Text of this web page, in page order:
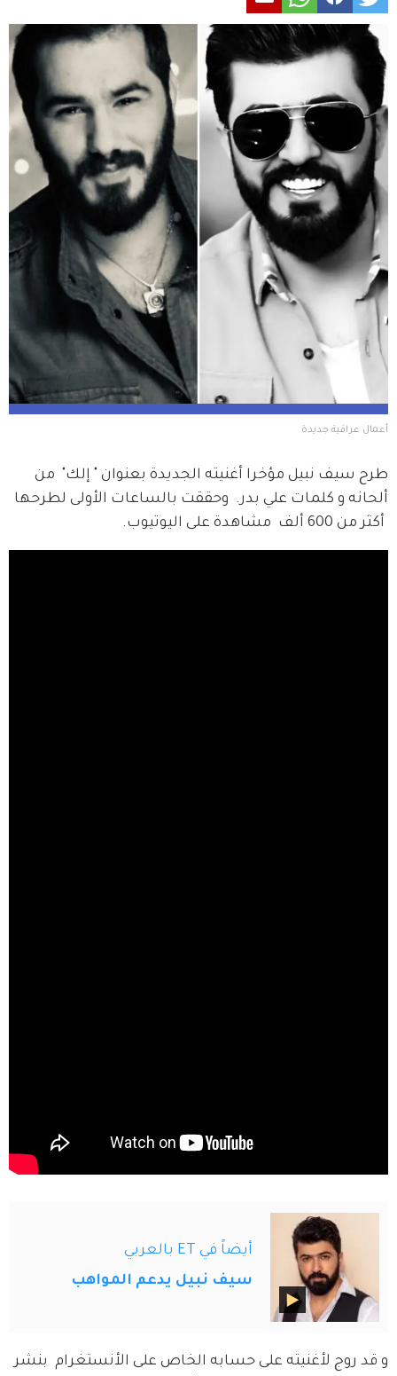
أعمال عراقية جديدة
طرح سيف نبيل مؤخرا أغنيته الجديدة بعنوان " إلك"  من
ألحانه و كلمات علي بدر.  وحققت بالساعات الأولى لطرحها
أكثر من 600 ألف  مشاهدة على اليوتيوب.
أيضاً في ET بالعربي
سيف نبيل يدعم المواهب
و قد روج لأغنيته على حسابه الخاص على الأنستغرام  بنشر